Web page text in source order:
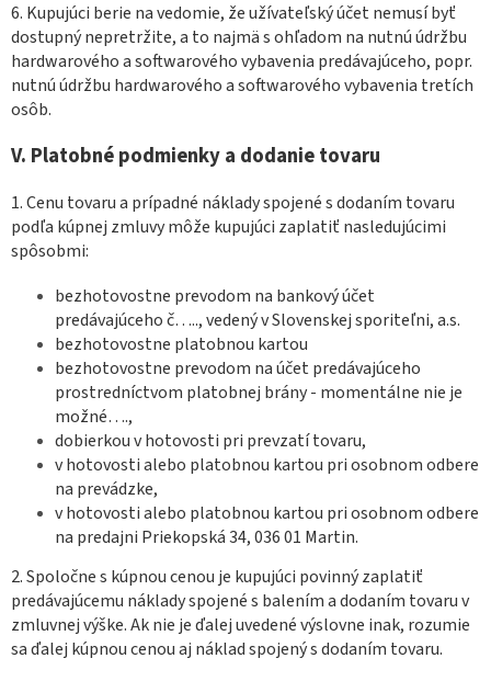
6. Kupujúci berie na vedomie, že užívateľský účet nemusí byť
dostupný nepretržite, a to najmä s ohľadom na nutnú údržbu
hardwarového a softwarového vybavenia predávajúceho, popr.
nutnú údržbu hardwarového a softwarového vybavenia tretích
osôb.
V. Platobné podmienky a dodanie tovaru
1. Cenu tovaru a prípadné náklady spojené s dodaním tovaru
podľa kúpnej zmluvy môže kupujúci zaplatiť nasledujúcimi
spôsobmi:
bezhotovostne prevodom na bankový účet
predávajúceho č….., vedený v Slovenskej sporiteľni, a.s.
bezhotovostne platobnou kartou
bezhotovostne prevodom na účet predávajúceho
prostredníctvom platobnej brány - momentálne nie je
možné….,
dobierkou v hotovosti pri prevzatí tovaru,
v hotovosti alebo platobnou kartou pri osobnom odbere
na prevádzke,
v hotovosti alebo platobnou kartou pri osobnom odbere
na predajni Priekopská 34, 036 01 Martin.
2. Spoločne s kúpnou cenou je kupujúci povinný zaplatiť
predávajúcemu náklady spojené s balením a dodaním tovaru v
zmluvnej výške. Ak nie je ďalej uvedené výslovne inak, rozumie
sa ďalej kúpnou cenou aj náklad spojený s dodaním tovaru.